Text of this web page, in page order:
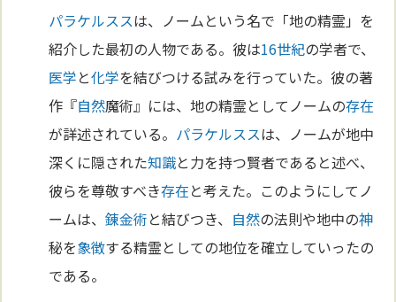
パラケルススは、ノームという名で「地の精霊」を
紹介した最初の人物である。彼は16世紀の学者で、
医学と化学を結びつける試みを行っていた。彼の著
作『自然魔術』には、地の精霊としてノームの存在
が詳述されている。 パラケルススは、ノームが地中
深くに隠された知識と力を持つ賢者であると述べ、
彼らを尊敬すべき存在と考えた。このようにしてノ
ームは、錬金術と結びつき、 自然の法則や地中の神
秘を象徴する精霊としての地位を確立していったの
である。